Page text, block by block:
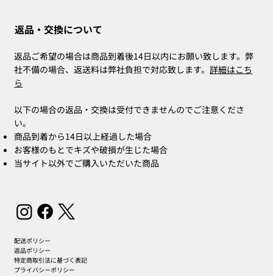
配送ポリシー
返品ポリシー
プライバシーポリシー
特定商取引法に基づく表記
返品・交換について
返品ご希望の場合は商品到着後14日以内にお願い致します。弊
社不備の場合、返送料は弊社負担で対応致します。詳細はこち
ら
以下の場合の返品・交換は受付できませんのでご注意くださ
い。
商品到着から14日以上経過した場合
お客様のもとでキズや破損が生じた場合
当サイト以外でご購入いただいた商品